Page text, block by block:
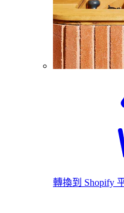
轉換到 Shopify